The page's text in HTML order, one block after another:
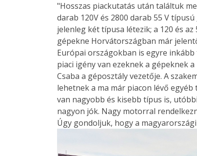
"Hosszas piackutatás után találtuk
darab 120V és 2800 darab 55 V
jelenleg két típusa létezik; a 120 és
gépekne Horvátországban már
Európai országokban is egyre
piaci igény van ezeknek a gépeknek
Csaba a géposztály vezetője. A
lehetnek a ma már piacon lévő
van nagyobb és kisebb típus is,
nagyon jók. Nagy motorral
Úgy gondoljuk, hogy a